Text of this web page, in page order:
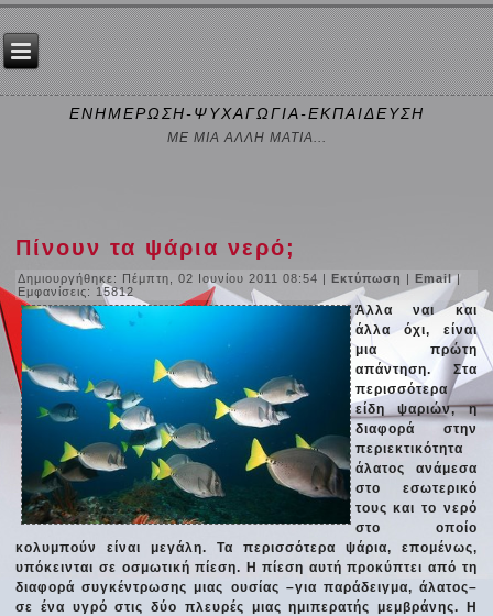
ΕΝΗΜΕΡΩΣΗ-ΨΥΧΑΓΩΓΙΑ-ΕΚΠΑΙΔΕΥΣΗ
ΜΕ ΜΙΑ ΑΛΛΗ ΜΑΤΙΑ...
Πίνουν τα ψάρια νερό;
Δημιουργήθηκε: Πέμπτη, 02 Ιουνίου 2011 08:54 |Εκτύπωση |Email|
Εμφανίσεις: 15812
Άλλα ναι και
άλλα όχι, είναι
μια πρώτη
απάντηση. Στα
περισσότερα
είδη ψαριών, η
διαφορά στην
περιεκτικότητα
άλατος ανάμεσα
στο εσωτερικό
τους και το νερό
στο οποίο
κολυμπούν είναι μεγάλη. Τα περισσότερα ψάρια, επομένως,
υπόκεινται σε οσμωτική πίεση. Η πίεση αυτή προκύπτει από τη
διαφορά συγκέντρωσης μιας ουσίας –για παράδειγμα, άλατος–
σε ένα υγρό στις δύο πλευρές μιας ημιπερατής μεμβράνης. Η